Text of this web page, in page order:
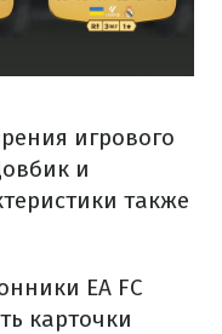
игрового
и
также
EA FC
карточки